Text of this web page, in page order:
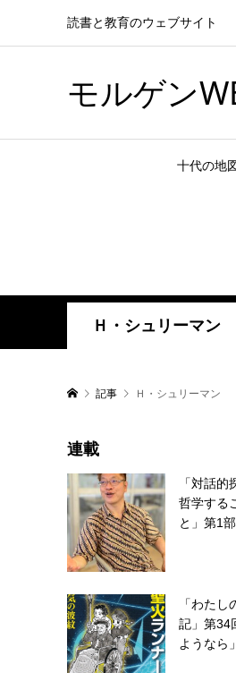
読書と教育のウェブサイト
モルゲン
十代の地
Ｈ・シュリーマン
記事 Ｈ・シュリーマン
連載
「対話
哲学する
と」第1
「わたし
記」第34
ようなら